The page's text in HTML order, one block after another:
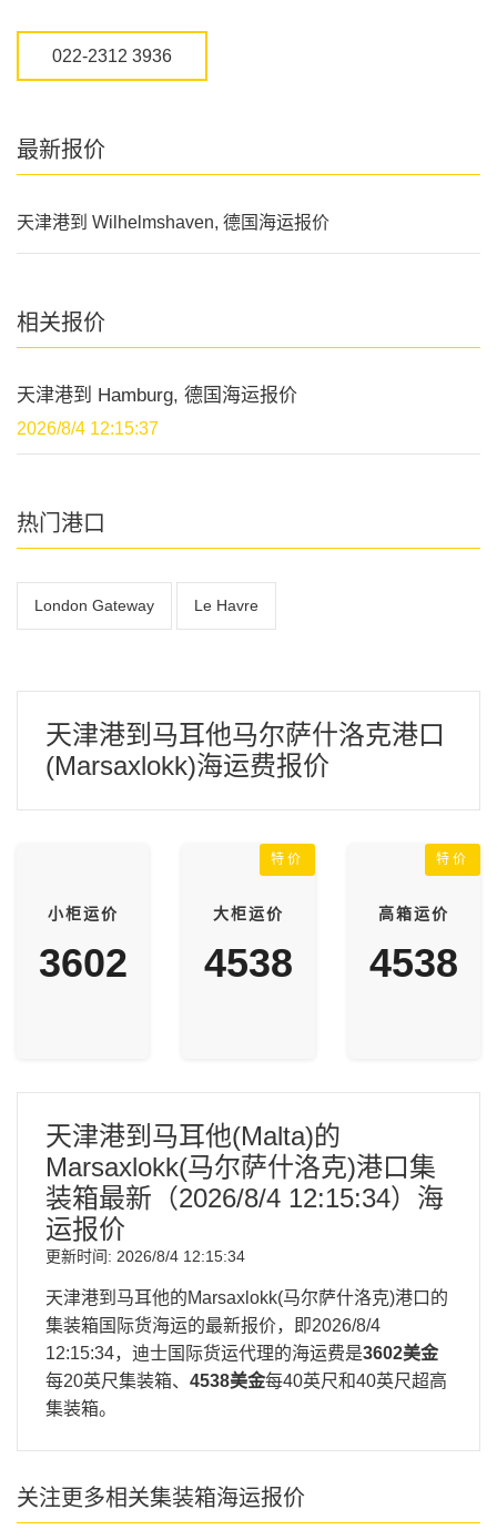
022-2312 3936
最新报价
天津港到 Wilhelmshaven, 德国海运报价
相关报价
天津港到 Hamburg, 德国海运报价
2026/8/4 12:15:37
热门港口
London Gateway Le Havre
天津港到马耳他马尔萨什洛克港口
(Marsaxlokk)海运费报价
小柜运价
3602
特价
大柜运价
4538
特价
高箱运价
4538
天津港到马耳他(Malta)的
Marsaxlokk(马尔萨什洛克)港口集
装箱最新（2026/8/4 12:15:34）海
运报价
更新时间: 2026/8/4 12:15:34
天津港到马耳他的Marsaxlokk(马尔萨什洛克)港口的
集装箱国际货海运的最新报价，即2026/8/4
12:15:34，迪士国际货运代理的海运费是3602美金
每20英尺集装箱、 4538美金每40英尺和40英尺超高
集装箱。
关注更多相关集装箱海运报价